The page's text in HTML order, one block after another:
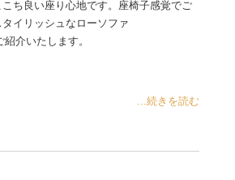
こち良い座り心地です。座椅子感覚でご
イリッシュなローソファ
介いたします。
...続きを読む